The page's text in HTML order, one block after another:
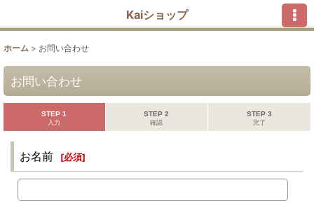
Kaiショップ
ホーム > お問い合わせ
お問い合わせ
STEP 1
入力
STEP 2
確認
STEP 3
完了
お名前 [必須]